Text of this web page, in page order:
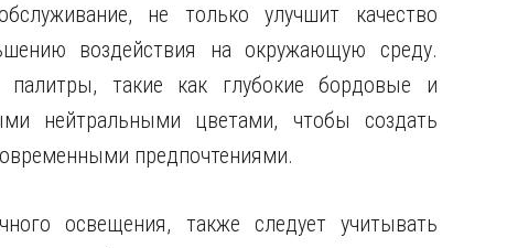
не только улучшит качество
воздействия на окружающую среду.
палитры, такие как глубокие бордовые и
нейтральными цветами, чтобы создать
предпочтениями.
освещения, также следует учитывать